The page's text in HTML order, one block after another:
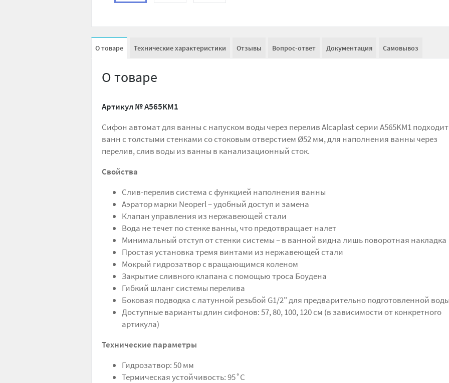
О товаре Технические характеристики Отзывы Вопрос-ответ Документация Самовывоз
О товаре
Артикул №A565KM1
Сифон автомат для ванны с напуском воды через перелив Alcaplast серии A565KM1
ванн с толстыми стенками со стоковым отверстием Ø52 мм, для наполнения ванны через
перелив, слив воды из ванны в канализационный сток.
Свойства
Слив-перелив система с функцией наполнения ванны
Аэратор марки Neoperl – удобный доступ и замена
Клапан управления из нержавеющей стали
Вода не течет по стенке ванны, что предотвращает налет
Минимальный отступ от стенки системы – в ванной видна лишь поворотная накладка
Простая установка тремя винтами из нержавеющей стали
Мокрый гидрозатвор с вращающимся коленом
Закрытие сливного клапана с помощью троса Боудена
Гибкий шланг системы перелива
Боковая подводка с латунной резьбой G1/2" для предварительно подготовленной
Доступные варианты длин сифонов: 57, 80, 100, 120 см (в зависимости от конкретного
артикула)
Технические параметры
Гидрозатвор: 50 мм
Термическая устойчивость: 95˚C